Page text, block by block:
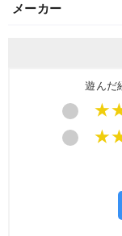
メーカー
遊んだ